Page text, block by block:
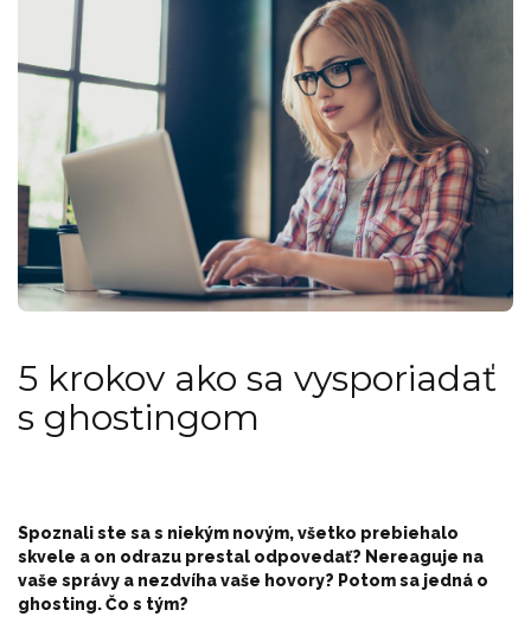
5 krokov ako sa vysporiadať
s ghostingom
Spoznali ste sa s niekým novým, všetko prebiehalo
skvele a on odrazu prestal odpovedať? Nereaguje na
vaše správy a nezdvíha vaše hovory? Potom sa jedná o
ghosting. Čo s tým?